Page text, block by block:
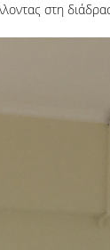
στη